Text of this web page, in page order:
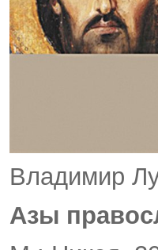
Владимир
Азы